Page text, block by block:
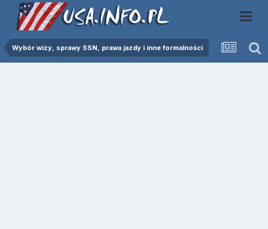
Wybór wizy, sprawy SSN, prawa jazdy i inne formalności